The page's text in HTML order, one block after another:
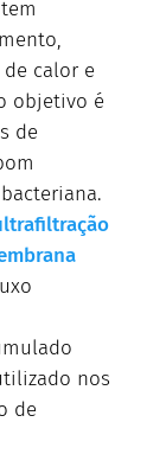
calor e
objetivo é
de
nos
de